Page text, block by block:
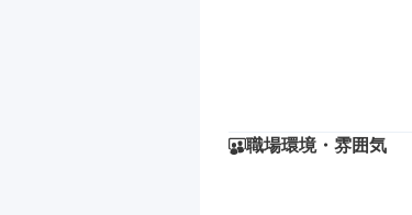
職場環境・雰囲気